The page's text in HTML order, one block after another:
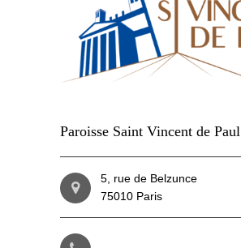
Paroisse Saint Vincent de Paul
5, rue de Belzunce
75010 Paris